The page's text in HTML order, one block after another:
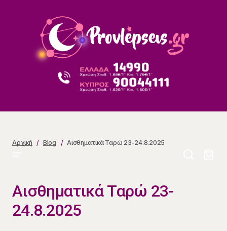
Αρχική Blog Αισθηματικά Ταρώ 23-24.8.2025
Αισθηματικά Ταρώ 23-
24.8.2025